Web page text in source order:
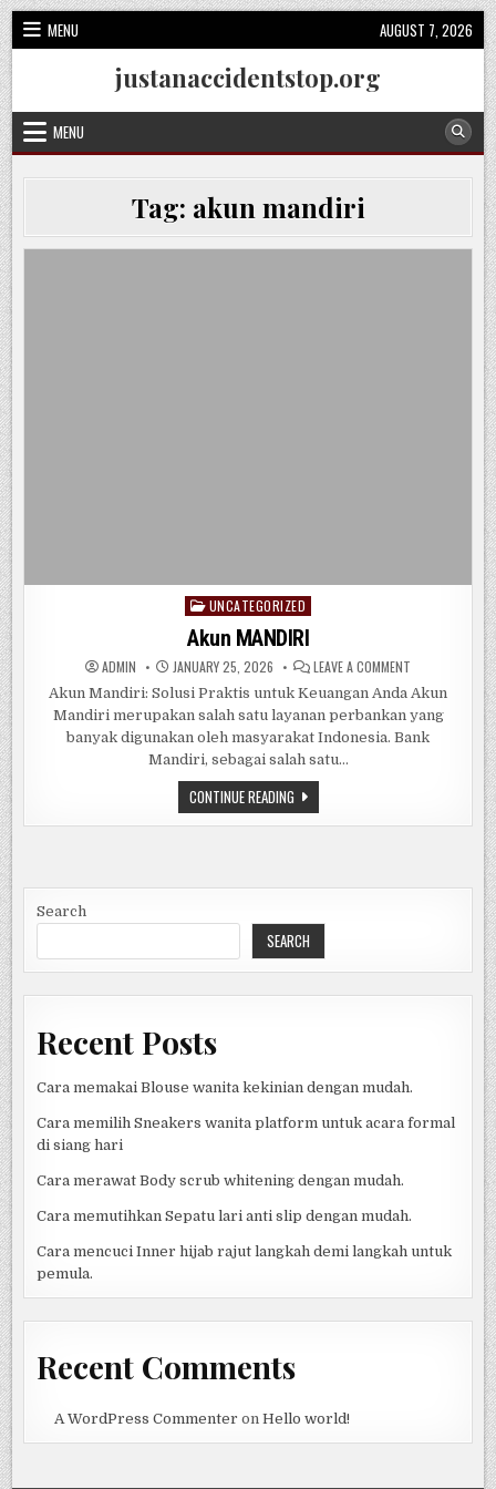
Skip
to
content
MENU AUGUST 7, 2026
justanaccidentstop.org
MENU
Tag: akun mandiri
Posted
in
UNCATEGORIZED
Akun MANDIRI
ADMIN JANUARY 25, 2026 LEAVE A COMMENT
MANDIRI
Akun Mandiri: Solusi Praktis untuk Keuangan Anda Akun
Mandiri merupakan salah satu layanan perbankan yang
banyak digunakan oleh masyarakat Indonesia. Bank
Mandiri, sebagai salah satu…
CONTINUE READINGAKUN
MANDIRI
Search
SEARCH
Recent Posts
Cara memakai Blouse wanita kekinian dengan mudah.
Cara memilih Sneakers wanita platform untuk acara formal
di siang hari
Cara merawat Body scrub whitening dengan mudah.
Cara memutihkan Sepatu lari anti slip dengan mudah.
Cara mencuci Inner hijab rajut langkah demi langkah untuk
pemula.
Recent Comments
A WordPress Commenter on Hello world!